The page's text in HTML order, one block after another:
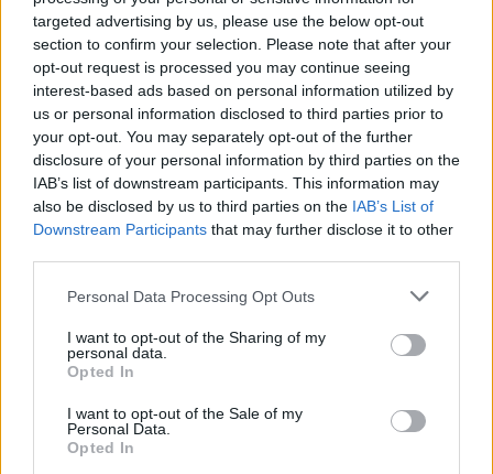
targeted advertising by us, please use the below opt-out
section to confirm your selection. Please note that after your
opt-out request is processed you may continue seeing
interest-based ads based on personal information utilized by
us or personal information disclosed to third parties prior to
your opt-out. You may separately opt-out of the further
disclosure of your personal information by third parties on the
IAB’s list of downstream participants. This information may
also be disclosed by us to third parties on the IAB’s List of
Downstream Participants that may further disclose it to other
Personal Data Processing Opt Outs
I want to opt-out of the Sharing of my
personal data.
Opted In
I want to opt-out of the Sale of my
Personal Data.
Opted In
Histoiredemaison
Voir tous les articles de
Histoiredemaison →
VOUS POURRIEZ AUSSI AIMER